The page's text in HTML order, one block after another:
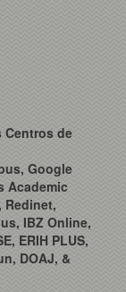
Centros de
Google
Academic
Redinet,
IBZ Online,
ERIH PLUS,
DOAJ, &